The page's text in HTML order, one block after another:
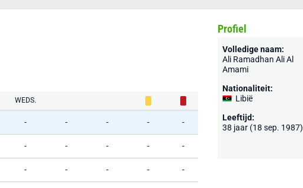
WEDS.
- - - - -
- - - - -
- - - - -
Profiel
Volledige naam:
Ali Ramadhan Ali Al
Amami
Nationaliteit:
Libië
Leeftijd:
38 jaar (18 sep. 1987)